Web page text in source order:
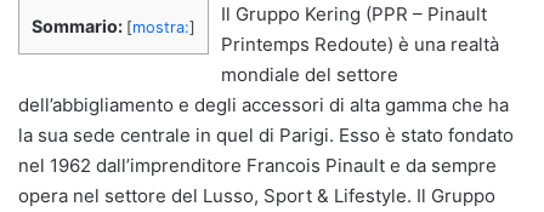
Sommario: [mostra:]
Il Gruppo Kering (PPR – Pinault
Printemps Redoute) è una realtà
mondiale del settore
dell’abbigliamento e degli accessori di alta gamma che ha
la sua sede centrale in quel di Parigi. Esso è stato fondato
nel 1962 dall’imprenditore Francois Pinault e da sempre
opera nel settore del Lusso, Sport & Lifestyle. Il Gruppo